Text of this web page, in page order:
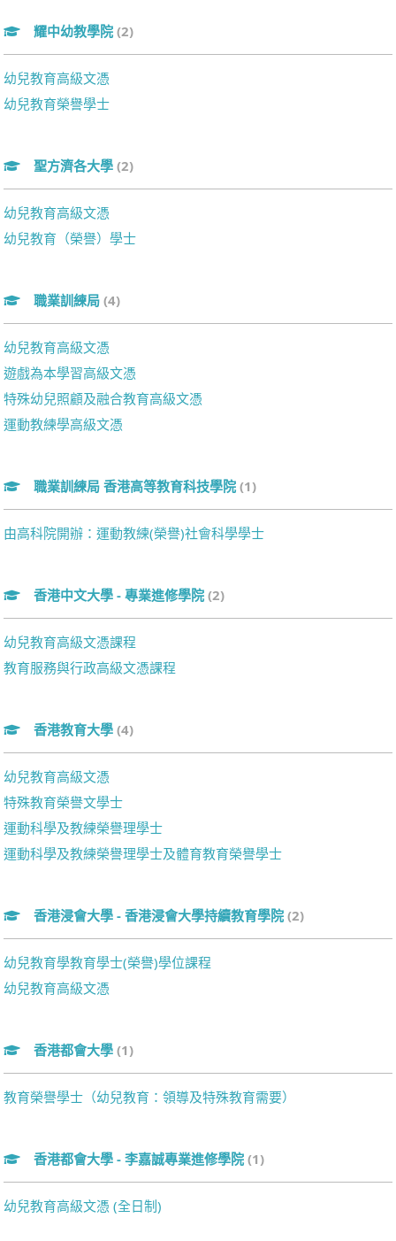
耀中幼教學院 (2)
幼兒教育高級文憑
幼兒教育榮譽學士
聖方濟各大學 (2)
幼兒教育高級文憑
幼兒教育（榮譽）學士
職業訓練局 (4)
幼兒教育高級文憑
遊戲為本學習高級文憑
特殊幼兒照顧及融合教育高級文憑
運動教練學高級文憑
職業訓練局 香港高等教育科技學院 (1)
由高科院開辦：運動教練(榮譽)社會科學學士
香港中文大學 - 專業進修學院 (2)
幼兒教育高級文憑課程
教育服務與行政高級文憑課程
香港教育大學 (4)
幼兒教育高級文憑
特殊教育榮譽文學士
運動科學及教練榮譽理學士
運動科學及教練榮譽理學士及體育教育榮譽學士
香港浸會大學 - 香港浸會大學持續教育學院 (2)
幼兒教育學教育學士(榮譽)學位課程
幼兒教育高級文憑
香港都會大學 (1)
教育榮譽學士（幼兒教育：領導及特殊教育需要）
香港都會大學 - 李嘉誠專業進修學院 (1)
幼兒教育高級文憑 (全日制)